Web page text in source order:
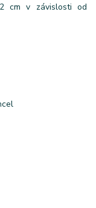
cm v závislosti od